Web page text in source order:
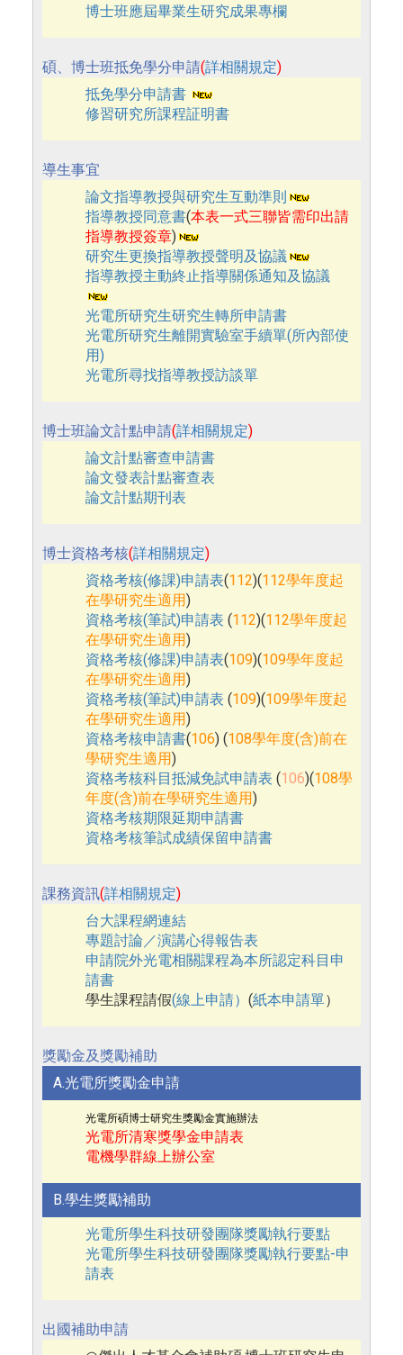
博士班應屆畢業生研究成果專欄
碩、博士班抵免學分申請(詳相關規定)
抵免學分申請書
修習研究所課程証明書
導生事宜
論文指導教授與研究生互動準則
指導教授同意書(本表一式三聯皆需印出請
指導教授簽章)
研究生更換指導教授聲明及協議
指導教授主動終止指導關係通知及協議
光電所研究生研究生轉所申請書
光電所研究生離開實驗室手續單(所內部使
用)
光電所尋找指導教授訪談單
博士班論文計點申請(詳相關規定)
論文計點審查申請書
論文發表計點審查表
論文計點期刊表
博士資格考核(詳相關規定)
資格考核(修課)申請表(112)(112學年度起
在學研究生適用)
資格考核(筆試)申請表 (112)(112學年度起
在學研究生適用)
資格考核(修課)申請表(109)(109學年度起
在學研究生適用)
資格考核(筆試)申請表 (109)(109學年度起
在學研究生適用)
資格考核申請書(106) (108學年度(含)前在
學研究生適用)
資格考核科目抵減免試申請表 (106)(108學
年度(含)前在學研究生適用)
資格考核期限延期申請書
資格考核筆試成績保留申請書
課務資訊(詳相關規定)
台大課程網連結
專題討論／演講心得報告表
申請院外光電相關課程為本所認定科目申
請書
學生課程請假(線上申請） (紙本申請單）
獎勵金及獎勵補助
A.光電所獎勵金申請
光電所碩博士研究生獎勵金實施辦法
光電所清寒獎學金申請表
電機學群線上辦公室
B.學生獎勵補助
光電所學生科技研發團隊獎勵執行要點
光電所學生科技研發團隊獎勵執行要點-申
請表
出國補助申請